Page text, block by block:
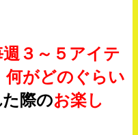
３～５アイテ
何がどのぐらい
際のお楽し